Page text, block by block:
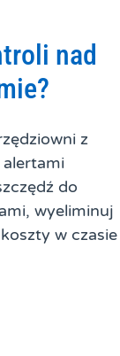
nad
z
do
wyeliminuj
w czasie